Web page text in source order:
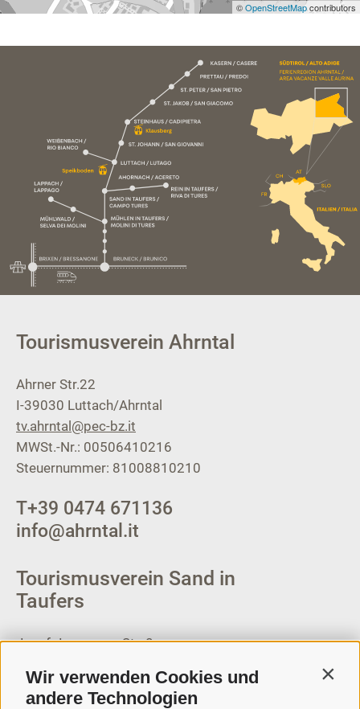
Wir verwenden Cookies und
andere Technologien
©OpenStreetMapcontributors
Tourismusverein Ahrntal
Ahrner Str.22
I-39030 Luttach/Ahrntal
tv.ahrntal@pec-bz.it
MWSt.-Nr.: 00506410216
Steuernummer: 81008810210
T+39 0474 671136
info@ahrntal.it
Tourismusverein Sand in
Taufers
Josef-Jungmann-Str. 8
MWSt.-Nr: 00518320213